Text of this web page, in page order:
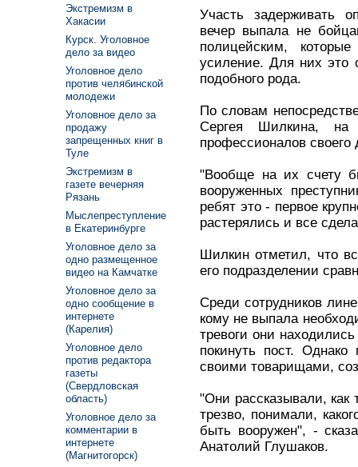
Участь задерживать
вечер выпала не
полицейским,
усиление. Для них это
подобного рода.
По словам
Сергея Шилкина, на
профессионалов своего
"Вообще на их счету
вооруженных
ребят это - первое
растерялись и все
Шилкин отметил, что
его подразделении
Среди сотрудников
кому не выпала
тревоги они
покинуть пост.
своими товарищами,
"Они рассказывали,
трезво, понимали,
быть вооружен", -
Анатолий Глушаков.
Экстремизм в
Хакасии
Курск. Уголовное
дело за видео
Уголовное дело
против челябинской
молодежи
Уголовное дело за
продажу
запрещенных книг в
Туле
Экстремизм в
газете вечерняя
Рязань
Мыслепреступление
в Екатеринбурге
Уголовное дело за
одно размещенное
видео на Камчатке
Уголовное дело за
одно сообщение в
интернете
(Карелия)
Уголовное дело
против редактора
газеты
(Свердловская
область)
Уголовное дело за
комментарии в
интернете
(Магнитогорск)